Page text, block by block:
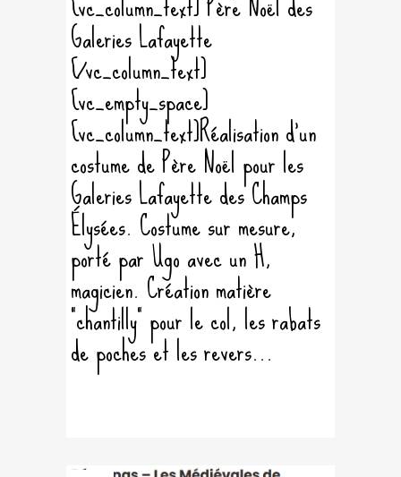
Galeries Lafayette
[/vc_column_text]
[vc_empty_space]
[vc_column_text]Réalisation d'un
costume de Père Noël pour les
Galeries Lafayette des Champs
Élysées. Costume sur mesure,
porté par Ugo avec un H,
magicien. Création matière
"chantilly" pour le col, les rabats
de poches et les revers...